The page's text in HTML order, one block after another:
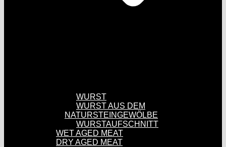
WURST
WURST AUS DEM
NATURSTEINGEWÖLBE
WURSTAUFSCHNITT
WET AGED MEAT
DRY AGED MEAT